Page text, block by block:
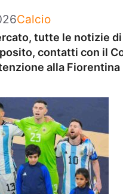
Categorie
Calcio
tutte le notizie
contatti con il
alla Fiorentina